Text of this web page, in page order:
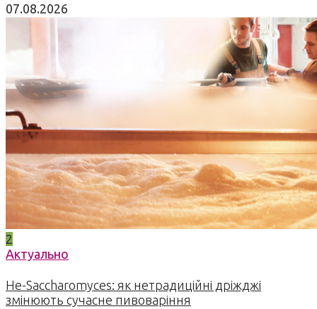
07.08.2026
2
Актуально
Не-Saccharomyces: як нетрадиційні дріжджі
змінюють сучасне пивоваріння